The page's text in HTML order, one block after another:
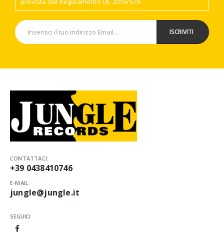
CONTATTACI:
+39 0438410746
E-MAIL:
jungle@jungle.it
SEGUICI